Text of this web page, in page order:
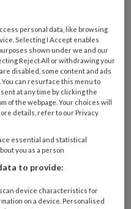
dit thema
personal data, like browsing
Selecting I Accept enables
shown under we and our
Reject All or withdrawing your
disabled, some content and ads
You can resurface this menu to
at any time by clicking the
of the webpage. Your choices will
details, refer to our Privacy
essential and statistical
you as a person
to provide:
device characteristics for
on a device. Personalised